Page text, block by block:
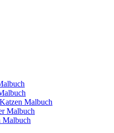
Malbuch
Malbuch
Malbuch